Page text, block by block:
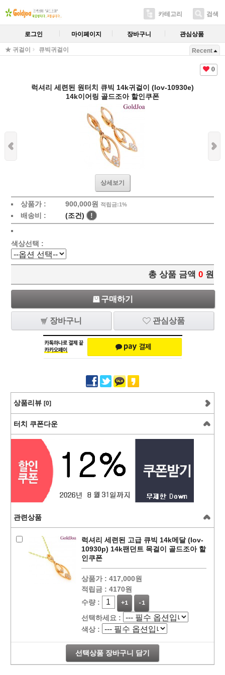
카테고리 검색
로그인 마이페이지 장바구니 관심상품
★ 귀걸이 큐빅귀걸이 Recent
0
럭셔리 세련된 원터치 큐빅 14k귀걸이 (lov-10930e)
14k이어링 골드조아 할인쿠폰
상세보기
상품가 : 900,000원 적립금:1%
배송비 : (조건) !
색상선택 :
총 상품 금액 0 원
구매하기
장바구니 관심상품
상품리뷰 [0]
터치 쿠폰다운
관련상품
럭셔리 세련된 고급 큐빅 14k메달 (lov-
10930p) 14k팬던트 목걸이 골드조아 할
인쿠폰
상품가 : 417,000원
적립금 : 4170원
수량 :
+1 -1
선택하세요 :
색상 :
선택상품 장바구니 담기